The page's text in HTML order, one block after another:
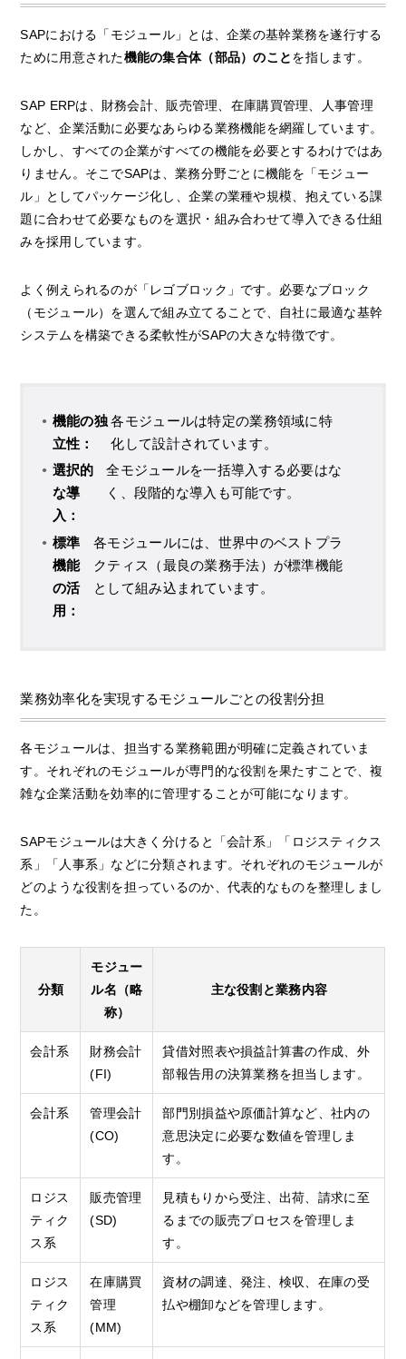
SAPにおける「モジュール」とは、企業の基幹業務を遂行する
ために用意された機能の集合体（部品）のことを指します。
SAP ERPは、財務会計、販売管理、在庫購買管理、人事管理
など、企業活動に必要なあらゆる業務機能を網羅しています。
しかし、すべての企業がすべての機能を必要とするわけではあ
りません。そこでSAPは、業務分野ごとに機能を「モジュー
ル」としてパッケージ化し、企業の業種や規模、抱えている課
題に合わせて必要なものを選択・組み合わせて導入できる仕組
みを採用しています。
よく例えられるのが「レゴブロック」です。必要なブロック
（モジュール）を選んで組み立てることで、自社に最適な基幹
システムを構築できる柔軟性がSAPの大きな特徴です。
機能の独
立性：
各モジュールは特定の業務領域に特
化して設計されています。
選択的
な導
入：
全モジュールを一括導入する必要はな
く、段階的な導入も可能です。
標準
機能
の活
用：
各モジュールには、世界中のベストプラ
クティス（最良の業務手法）が標準機能
として組み込まれています。
業務効率化を実現するモジュールごとの役割分担
各モジュールは、担当する業務範囲が明確に定義されていま
す。それぞれのモジュールが専門的な役割を果たすことで、複
雑な企業活動を効率的に管理することが可能になります。
SAPモジュールは大きく分けると「会計系」「ロジスティクス
系」「人事系」などに分類されます。それぞれのモジュールが
どのような役割を担っているのか、代表的なものを整理しまし
た。
分類
モジュー
ル名（略
称）
主な役割と業務内容
会計系
財務会計
(FI)
貸借対照表や損益計算書の作成、外
部報告用の決算業務を担当します。
会計系
管理会計
(CO)
部門別損益や原価計算など、社内の
意思決定に必要な数値を管理しま
す。
ロジス
ティク
ス系
販売管理
(SD)
見積もりから受注、出荷、請求に至
るまでの販売プロセスを管理しま
す。
ロジス
ティク
ス系
在庫購買
管理
(MM)
資材の調達、発注、検収、在庫の受
払や棚卸などを管理します。